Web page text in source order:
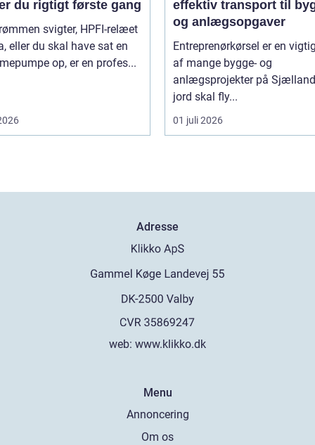
du rigtigt første gang
svigter, HPFI-relæet
eller du skal have sat en
op, er en profes...
effektiv transport til
og anlægsopgaver
Entreprenørkørsel er en
af mange bygge- og
anlægsprojekter på
jord skal fly...
01 juli 2026
Adresse
web: www.klikko.dk
Menu
Annoncering
Om os